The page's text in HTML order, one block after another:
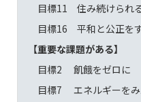
目標11 住み続けられ
目標16 平和と公正を
【重要な課題がある】
目標2 飢餓をゼロに
目標7 エネルギーをみ